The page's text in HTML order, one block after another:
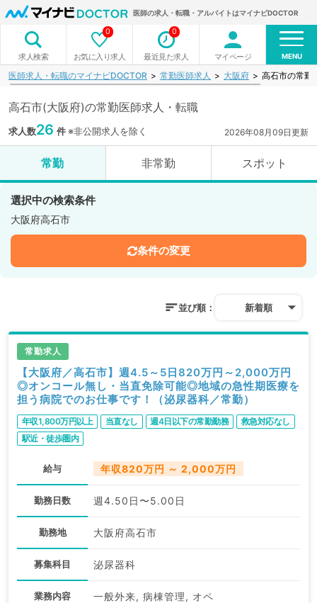
医師の求人・転職・アルバイトはマイナビDOCTOR
求人検索 お気に入り求人
0
最近見た求人
0
マイページ MENU
医師求人・転職のマイナビDOCTOR 常勤医師求人 大阪府 高石市の常勤
高石市(大阪府)の常勤医師求人・転職
求人数26 件※非公開求人を除く 2026年08月09日更新
常勤 非常勤 スポット
選択中の検索条件
大阪府高石市
条件の変更
並び順： 新着順
常勤求人
【大阪府／高石市】週4.5～5日820万円～2,000万円
◎オンコール無し・当直免除可能◎地域の急性期医療を
担う病院でのお仕事です！（泌尿器科／常勤）
年収1,800万円以上 当直なし 週4日以下の常勤勤務
救急対応なし
駅近・徒歩圏内
給与 年収820万円 ～ 2,000万円
勤務日数 週4.50日〜5.00日
勤務地 大阪府高石市
募集科目 泌尿器科
業務内容 一般外来, 病棟管理, オペ